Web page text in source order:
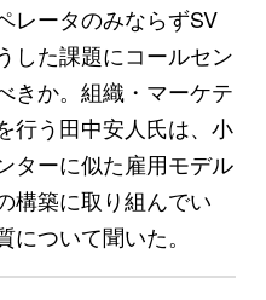
レータのみならずSV
した課題にコールセン
きか。組織・マーケテ
行う田中安人氏は、小
ターに似た雇用モデル
構築に取り組んでい
ついて聞いた。